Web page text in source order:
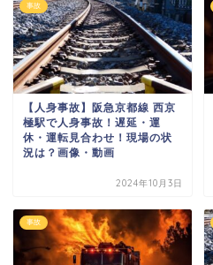
事故
【人身事故】阪急京都線 西京
極駅で人身事故！遅延・運
休・運転見合わせ！現場の状
況は？画像・動画
2024年10月3日
事故